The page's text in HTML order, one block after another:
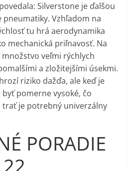
Silverstone je ďalšou
Vzhľadom na
tu hrá aerodynamika
mechanická priľnavosť. Na
veľmi rýchlych
a zložitejšími úsekmi.
riziko dažďa, ale keď je
pomerne vysoké, čo
trať je potrebný univerzálny
PORADIE